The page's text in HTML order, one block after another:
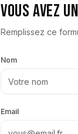
Vous avez
Remplissez ce
Nom
Email